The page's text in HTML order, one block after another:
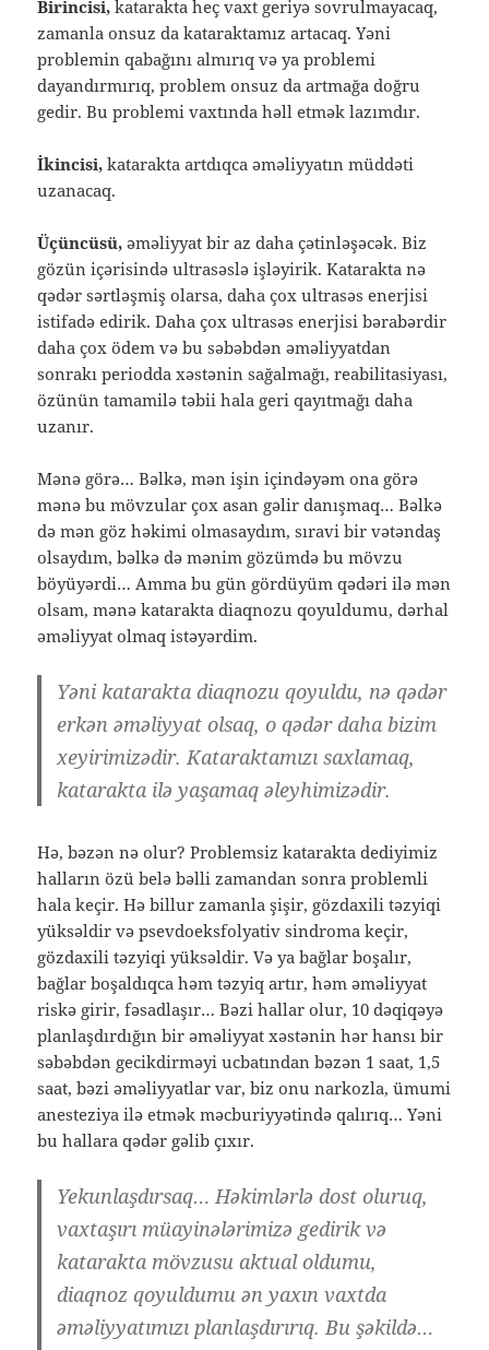
Birincisi, katarakta heç vaxt geriyə sovrulmayacaq,
zamanla onsuz da kataraktamız artacaq. Yəni
problemin qabağını almırıq və ya problemi
dayandırmırıq, problem onsuz da artmağa doğru
gedir. Bu problemi vaxtında həll etmək lazımdır.
İkincisi, katarakta artdıqca əməliyyatın müddəti
uzanacaq.
Üçüncüsü, əməliyyat bir az daha çətinləşəcək. Biz
gözün içərisində ultrasəslə işləyirik. Katarakta nə
qədər sərtləşmiş olarsa, daha çox ultrasəs enerjisi
istifadə edirik. Daha çox ultrasəs enerjisi bərabərdir
daha çox ödem və bu səbəbdən əməliyyatdan
sonrakı periodda xəstənin sağalmağı, reabilitasiyası,
özünün tamamilə təbii hala geri qayıtmağı daha
uzanır.
Mənə görə… Bəlkə, mən işin içindəyəm ona görə
mənə bu mövzular çox asan gəlir danışmaq… Bəlkə
də mən göz həkimi olmasaydım, sıravi bir vətəndaş
olsaydım, bəlkə də mənim gözümdə bu mövzu
böyüyərdi… Amma bu gün gördüyüm qədəri ilə mən
olsam, mənə katarakta diaqnozu qoyuldumu, dərhal
əməliyyat olmaq istəyərdim.
Yəni katarakta diaqnozu qoyuldu, nə qədər
erkən əməliyyat olsaq, o qədər daha bizim
xeyirimizədir. Kataraktamızı saxlamaq,
katarakta ilə yaşamaq əleyhimizədir.
Hə, bəzən nə olur? Problemsiz katarakta dediyimiz
halların özü belə bəlli zamandan sonra problemli
hala keçir. Hə billur zamanla şişir, gözdaxili təzyiqi
yüksəldir və psevdoeksfolyativ sindroma keçir,
gözdaxili təzyiqi yüksəldir. Və ya bağlar boşalır,
bağlar boşaldıqca həm təzyiq artır, həm əməliyyat
riskə girir, fəsadlaşır… Bəzi hallar olur, 10 dəqiqəyə
planlaşdırdığın bir əməliyyat xəstənin hər hansı bir
səbəbdən gecikdirməyi ucbatından bəzən 1 saat, 1,5
saat, bəzi əməliyyatlar var, biz onu narkozla, ümumi
anesteziya ilə etmək məcburiyyətində qalırıq… Yəni
bu hallara qədər gəlib çıxır.
Yekunlaşdırsaq… Həkimlərlə dost oluruq,
vaxtaşırı müayinələrimizə gedirik və
katarakta mövzusu aktual oldumu,
diaqnoz qoyuldumu ən yaxın vaxtda
əməliyyatımızı planlaşdırırıq. Bu şəkildə…